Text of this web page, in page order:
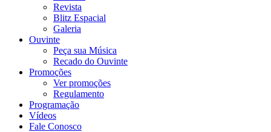
Revista
Blitz Espacial
Galeria
Ouvinte
Peça sua Música
Recado do Ouvinte
Promoções
Ver promoções
Regulamento
Programação
Vídeos
Fale Conosco